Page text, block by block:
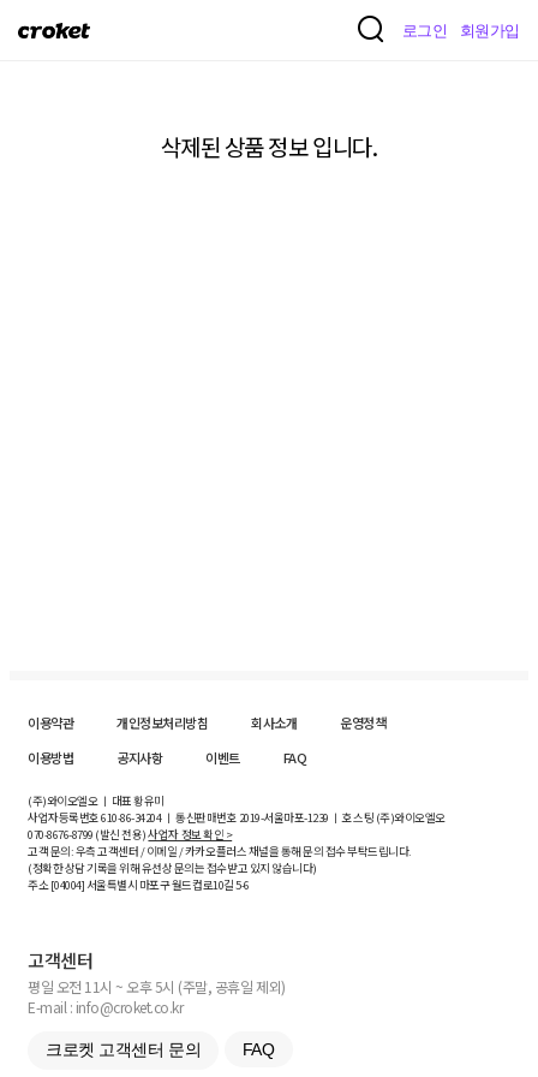
크
로그인 회원가입
삭제된 상품 정보 입니다.
이용약관 개인정보처리방침 회사소개
운영정책
이용방법
공지사항 이벤트 FAQ
(주)와이오엘오 ㅣ 대표 황유미
사업자등록번호610-86-34204ㅣ 통신판매번호 2019-서울마포-1239 ㅣ 호스팅 (주)와이오엘오
070-8676-8799 (발신 전용)사업자 정보 확인 >
고객 문의: 우측 고객센터 / 이메일 / 카카오플러스 채널을 통해 문의 접수 부탁드립니다.
(정확한 상담 기록을 위해 유선상 문의는 접수받고 있지 않습니다)
주소 [04004] 서울특별시 마포구 월드컵로10길5-6
고객센터
평일 오전 11시 ~ 오후 5시 (주말, 공휴일 제외)
E-mail : info@croket.co.kr
크로켓 고객센터 문의 FAQ